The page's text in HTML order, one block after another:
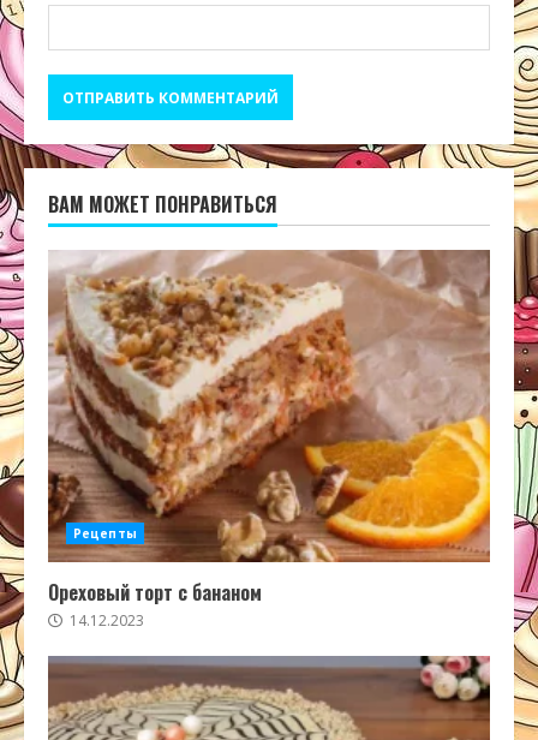
ВАМ МОЖЕТ ПОНРАВИТЬСЯ
Рецепты
Ореховый торт с бананом
14.12.2023